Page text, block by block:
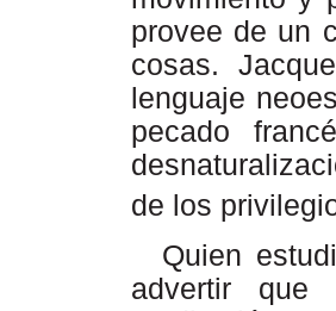
provee de un
cosas.
lenguaje
pecado
de los
Quien
advertir que